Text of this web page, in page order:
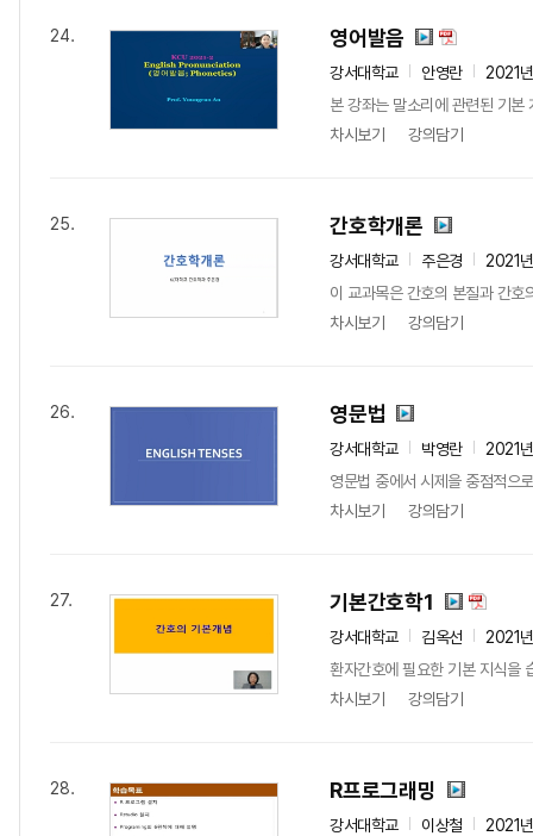
24. 영어발음
강서대학교 안영란
2021
본 강좌는 말소리에 관련된 기본
차시보기
강의담기
25. 간호학개론
강서대학교 주은경
2021
이 교과목은 간호의 본질과 간호
차시보기
강의담기
26. 영문법
강서대학교 박영란
2021
영문법 중에서 시제을 중점적으
차시보기
강의담기
27. 기본간호학1
강서대학교 김옥선
2021
환자간호에 필요한 기본 지식을
차시보기
강의담기
28. R프로그래밍
강서대학교 이상철
2021